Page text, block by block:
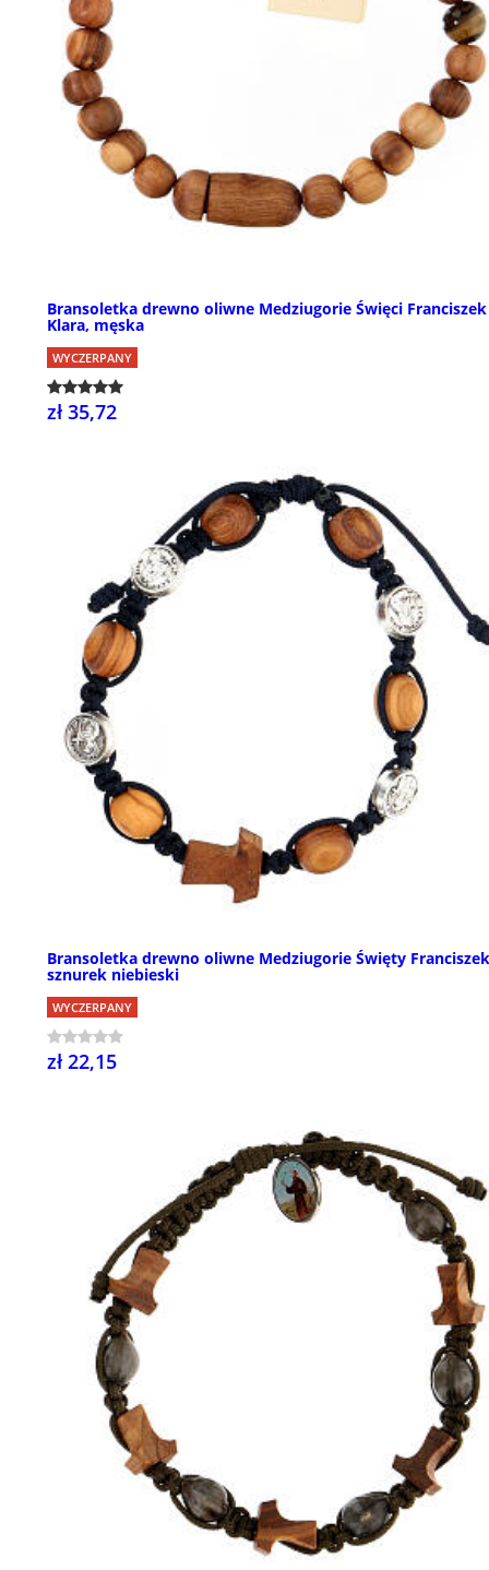
Bransoletka drewno oliwne Medziugorie Święci
Klara, męska
WYCZERPANY
zł 35,72
Bransoletka drewno oliwne Medziugorie Święty Franciszek
sznurek niebieski
WYCZERPANY
zł 22,15